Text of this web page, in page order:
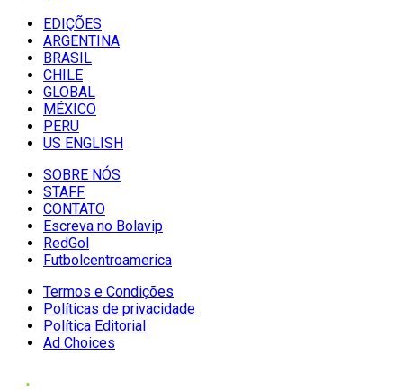
EDIÇÕES
ARGENTINA
BRASIL
CHILE
GLOBAL
MÉXICO
PERU
US ENGLISH
SOBRE NÓS
STAFF
CONTATO
Escreva no Bolavip
RedGol
Futbolcentroamerica
Termos e Condições
Políticas de privacidade
Política Editorial
Ad Choices